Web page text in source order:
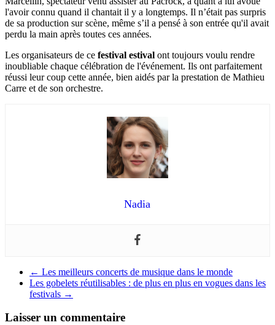
l'avoir connu quand il chantait il y a longtemps. Il n’était pas surpris
de sa production sur scène, même s’il a pensé à son entrée qu'il avait
perdu la main après toutes ces années.
Les organisateurs de ce festival estival ont toujours voulu rendre
inoubliable chaque célébration de l'événement. Ils ont parfaitement
réussi leur coup cette année, bien aidés par la prestation de Mathieu
Carre et de son orchestre.
Nadia
← Les meilleurs concerts de musique dans le monde
Les gobelets réutilisables : de plus en plus en vogues dans les
festivals →
Laisser un commentaire